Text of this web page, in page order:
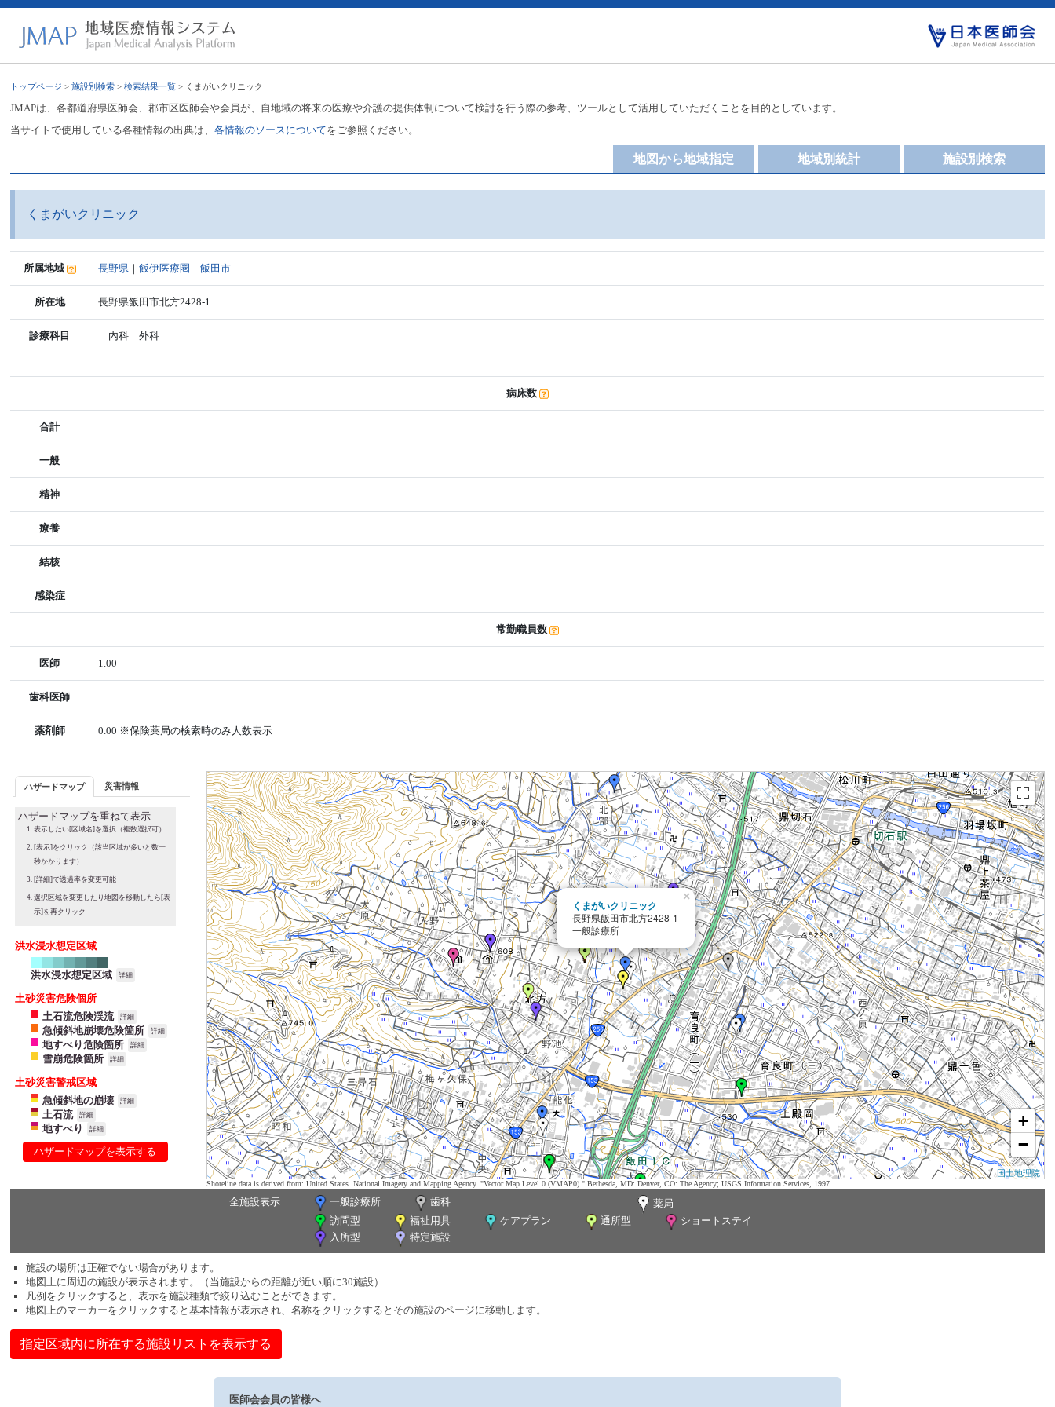
トップページ >施設別検索 >検索結果一覧 > くまがいクリニック
JMAPは、各都道府県医師会、郡市区医師会や会員が、自地域の将来の医療や介護の提供体制について検討を行う際の参考、ツールとして活用していただくことを目的としています。
当サイトで使用している各種情報の出典は、各情報のソースについてをご参照ください。
施設別検索
地域別統計
地図から地域指定
くまがいクリニック
所属地域 長野県 ｜飯伊医療圏 ｜飯田市
所在地 長野県飯田市北方2428-1
診療科目 内科 外科
病床数
合計
一般
精神
療養
結核
感染症
常勤職員数
医師 1.00
歯科医師
薬剤師 0.00 ※保険薬局の検索時のみ人数表示
ハザードマップ 災害情報
ハザードマップを重ねて表示
表示したい[区域名]を選択（複数選択可）
[表示]をクリック（該当区域が多いと数十
秒かかります）
[詳細]で透過率を変更可能
選択区域を変更したり地図を移動したら[表
示]を再クリック
洪水浸水想定区域
洪水浸水想定区域 詳細
土砂災害危険個所
土石流危険渓流
詳細
急傾斜地崩壊危険箇所 詳細
地すべり危険箇所 詳細
雪崩危険箇所 詳細
土砂災害警戒区域
急傾斜地の崩壊
詳細
土石流 詳細
地すべり 詳細
ハザードマップを表示する
くまがいクリニック
長野県飯田市北方2428-1
一般診療所
×
+
−
国土地理院
Shoreline data is derived from: United States. National Imagery and Mapping Agency. "Vector Map Level 0 (VMAP0)." Bethesda, MD: Denver, CO: The Agency; USGS Information Services, 1997.
全施設表示 一般診療所 歯科
薬局
訪問型
福祉用具 ケアプラン 通所型
ショートステイ
入所型
特定施設
施設の場所は正確でない場合があります。
地図上に周辺の施設が表示されます。（当施設からの距離が近い順に30施設）
凡例をクリックすると、表示を施設種類で絞り込むことができます。
地図上のマーカーをクリックすると基本情報が表示され、名称をクリックするとその施設のページに移動します。
指定区域内に所在する施設リストを表示する
医師会会員の皆様へ